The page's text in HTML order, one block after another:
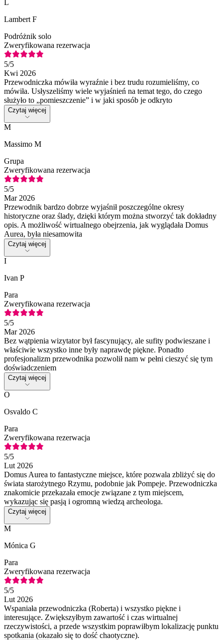
L
Lambert F
Podróżnik solo
Zweryfikowana rezerwacja
5/5
Kwi 2026
Przewodniczka mówiła wyraźnie i bez trudu rozumieliśmy, co
mówiła. Usłyszeliśmy wiele wyjaśnień na temat tego, do czego
służyło to „pomieszczenie” i w jaki sposób je odkryto
Czytaj więcej
M
Massimo M
Grupa
Zweryfikowana rezerwacja
5/5
Mar 2026
Przewodnik bardzo dobrze wyjaśnił poszczególne okresy
historyczne oraz ślady, dzięki którym można stworzyć tak dokładny
opis. A możliwość wirtualnego obejrzenia, jak wyglądała Domus
Aurea, była niesamowita
Czytaj więcej
I
Ivan P
Para
Zweryfikowana rezerwacja
5/5
Mar 2026
Bez wątpienia wizytator był fascynujący, ale sufity podwieszane i
właściwie wszystko inne były naprawdę piękne. Ponadto
profesjonalizm przewodnika pozwolił nam w pełni cieszyć się tym
doświadczeniem
Czytaj więcej
O
Osvaldo C
Para
Zweryfikowana rezerwacja
5/5
Lut 2026
Domus Aurea to fantastyczne miejsce, które pozwala zbliżyć się do
świata starożytnego Rzymu, podobnie jak Pompeje. Przewodniczka
znakomicie przekazała emocje związane z tym miejscem,
wykazując się pasją i ogromną wiedzą archeologa.
Czytaj więcej
M
Mónica G
Para
Zweryfikowana rezerwacja
5/5
Lut 2026
Wspaniała przewodniczka (Roberta) i wszystko piękne i
interesujące. Zwiększyłbym zawartość i czas wirtualnej
rzeczywistości, a przede wszystkim poprawiłbym lokalizację punktu
spotkania (okazało się to dość chaotyczne).